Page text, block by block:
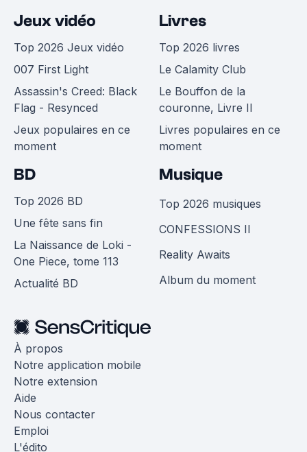
Jeux vidéo
Top 2026 Jeux vidéo
007 First Light
Assassin's Creed: Black
Flag - Resynced
Jeux populaires en ce
moment
Livres
Top 2026 livres
Le Calamity Club
Le Bouffon de la
couronne, Livre II
Livres populaires en ce
moment
BD
Top 2026 BD
Une fête sans fin
La Naissance de Loki -
One Piece, tome 113
Actualité BD
Musique
Top 2026 musiques
CONFESSIONS II
Reality Awaits
Album du moment
À propos
Notre application mobile
Notre extension
Aide
Nous contacter
Emploi
L'édito